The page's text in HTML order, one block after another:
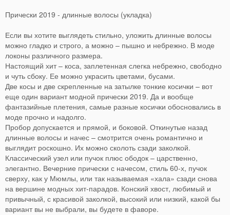
Прически 2019 - длинные волосы (укладка)
Если вы хотите выглядеть стильно, уложить длинные волосы
можно гладко и строго, а можно – пышно и небрежно. В моде
локоны различного размера.
Настоящий хит – коса, заплетенная слегка небрежно, свободно
и чуть сбоку. Ее можно украсить цветами, бусами.
Две косы и две скрепленные на затылке тонкие косички – вот
еще один вариант модной прически 2019. Да и вообще
фантазийные плетения, самые разные косички обосновались в
моде прочно и надолго.
Пробор допускается и прямой, и боковой. Откинутые назад
длинные волосы и начес – смотрится очень романтично и
выглядит роскошно. Их можно сколоть сзади заколкой.
Классический узел или пучок плюс ободок – царственно,
элегантно. Вечерние прически с начесом, стиль 60-х, пучок
сверху, как у Мюмлы, или так называемая «хала» сзади снова
на вершине модных хит-парадов. Конский хвост, любимый и
привычный, с красивой заколкой, высокий или низкий, какой бы
вариант вы не выбрали, вы будете в фаворе.